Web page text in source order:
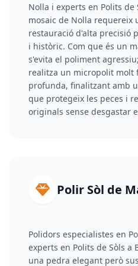
Nolla i experts en Polits de
mosaic de Nolla requereix
restauració d'alta precisió
i històric. Com que és un
s'evita el poliment
realitza un micropolit molt
profunda, finalitzant amb
que protegeix les peces i
originals sense desgastar
Polir Sòl de
Polidors especialistes en
experts en Polits de Sòls a
una pedra elegant però